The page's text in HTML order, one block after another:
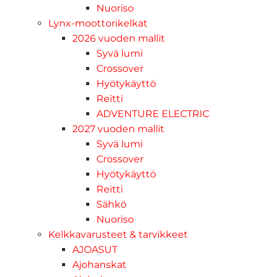
Nuoriso
Lynx-moottorikelkat
2026 vuoden mallit
Syvä lumi
Crossover
Hyötykäyttö
Reitti
ADVENTURE ELECTRIC
2027 vuoden mallit
Syvä lumi
Crossover
Hyötykäyttö
Reitti
Sähkö
Nuoriso
Kelkkavarusteet & tarvikkeet
AJOASUT
Ajohanskat